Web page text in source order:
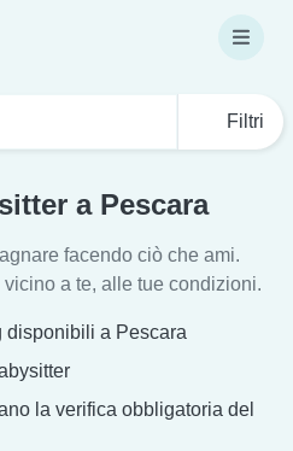
Filtri
a Pescara
facendo ciò che ami.
a te, alle tue condizioni.
disponibili a Pescara
la verifica obbligatoria del